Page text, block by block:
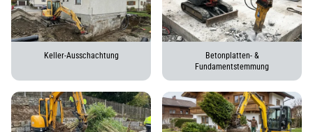
Keller-Ausschachtung
Betonplatten- &
Fundamentstemmung